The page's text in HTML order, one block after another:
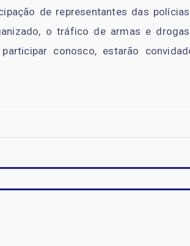
de representantes das
o tráfico de armas e
conosco, estarão